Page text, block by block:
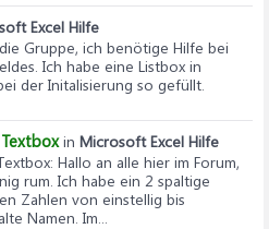
Excel Hilfe
Gruppe, ich benötige Hilfe bei
Ich habe eine Listbox in
der Initalisierung so gefüllt.
in Microsoft Excel Hilfe
: Hallo an alle hier im Forum,
rum. Ich habe ein 2 spaltige
Zahlen von einstellig bis
Namen. Im...